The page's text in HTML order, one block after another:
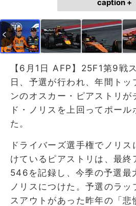
caption +
【6月1日 AFP】25F1第9戦
日、予選が行われ、年間トッ
ンのオスカー・ピアストリが
ド・ノリスを上回ってポー
た。
ドライバーズ選手権でノリ
けているピアストリは、最終
546を記録し、今季の予選最
ノリスにつけた。予選のラ
スアウトがあった昨年の「悲